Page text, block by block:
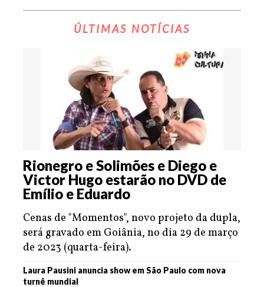
ÚLTIMAS NOTÍCIAS
Rionegro e Solimões e Diego e
Victor Hugo estarão no DVD de
Emílio e Eduardo
Cenas de "Momentos", novo projeto da dupla,
será gravado em Goiânia, no dia 29 de março
de 2023 (quarta-feira).
Laura Pausini anuncia show em São Paulo com nova
turnê mundial